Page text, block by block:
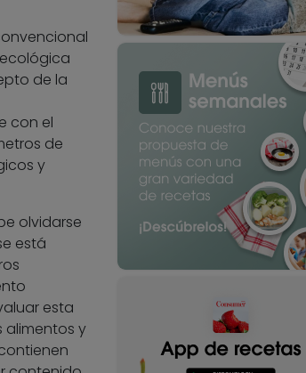
de la
con el
de
y
olvidarse
está
esta
alimentos y